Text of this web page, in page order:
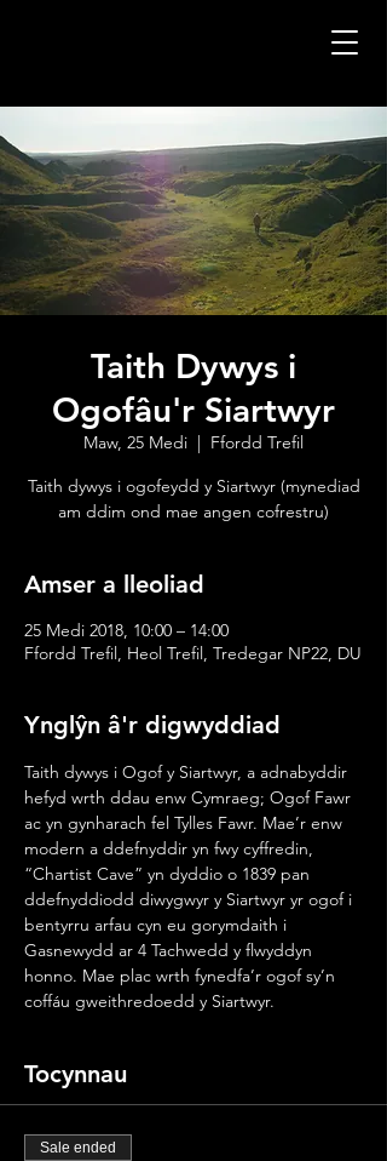
Taith Dywys i
Ogofâu'r Siartwyr
Maw, 25 Medi
  |
Ffordd Trefil
Taith dywys i ogofeydd y Siartwyr (mynediad
am ddim ond mae angen cofrestru)
Amser a lleoliad
25 Medi 2018, 10:00 – 14:00
Ffordd Trefil, Heol Trefil, Tredegar NP22, DU
Ynglŷn â'r digwyddiad
Taith dywys i Ogof y Siartwyr, a adnabyddir
hefyd wrth ddau enw Cymraeg; Ogof Fawr
ac yn gynharach fel Tylles Fawr. Mae’r enw
modern a ddefnyddir yn fwy cyffredin,
“Chartist Cave” yn dyddio o 1839 pan
ddefnyddiodd diwygwyr y Siartwyr yr ogof i
bentyrru arfau cyn eu gorymdaith i
Gasnewydd ar 4 Tachwedd y flwyddyn
honno. Mae plac wrth fynedfa’r ogof sy’n
coffáu gweithredoedd y Siartwyr.
Tocynnau
Sale ended